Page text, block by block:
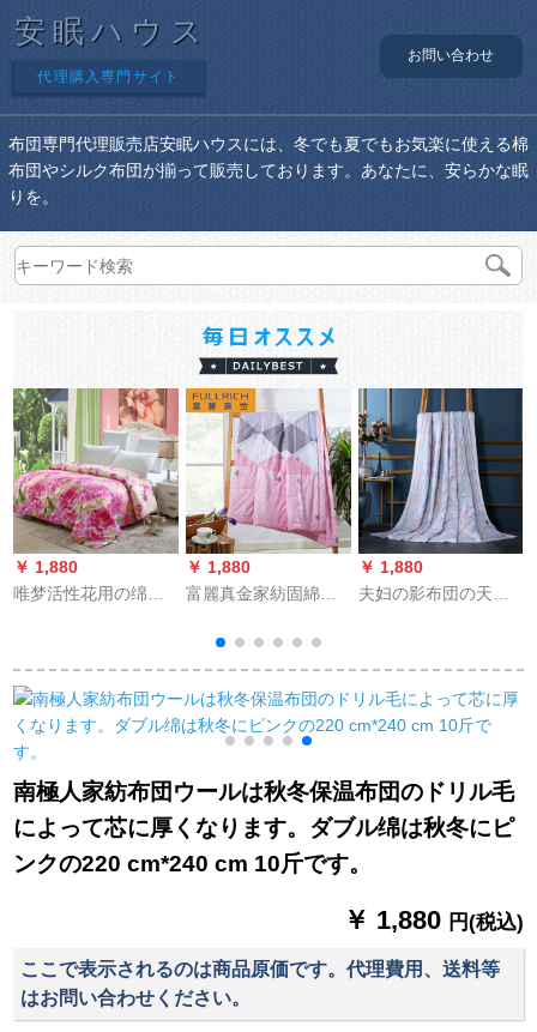
安眠ハウス
代理購入専門サイト
お問い合わせ
布団専門代理販売店安眠ハウスには、冬でも夏でもお気楽に使える棉
布団やシルク布団が揃って販売しております。あなたに、安らかな眠
りを。
￥ 1,880
唯梦活性花用の绵サ
れて挂けられます。
ホームムシレンゲー
ムの四季の布団は花
様年华150*200 cm 3
斤です。
￥ 1,880
富麗真金家紡固綿プ
布団単/ダッブ薄い布
団被心悦色200*230
cm
￥ 1,880
夫妇の影布団の天糸
被皇室风范绿2.0*2.3
m
南極人家紡布団ウールは秋冬保温布団のドリル毛
によって芯に厚くなります。ダブル绵は秋冬にピ
ンクの220 cm*240 cm 10斤です。
￥ 1,880 円(税込)
ここで表示されるのは商品原価です。代理費用、送料等
はお問い合わせください。